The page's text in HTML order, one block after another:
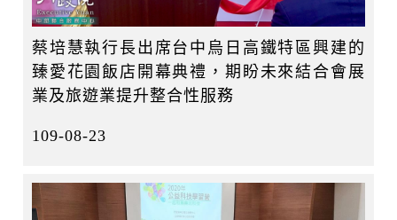
蔡培慧執行長出席台中烏日高鐵特區興建的
臻愛花園飯店開幕典禮，期盼未來結合會展
業及旅遊業提升整合性服務
109-08-23